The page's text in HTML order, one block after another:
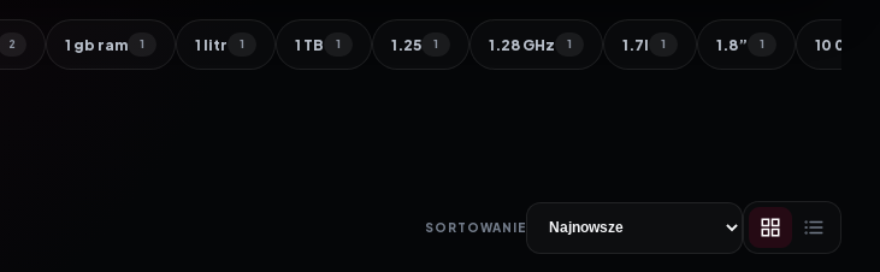
2 1 gb ram 1 1 litr 1 1 TB 1 1.25 1 1.28 GHz 1 1.7l 1 1.8” 1 10 000
SORTOWANIE